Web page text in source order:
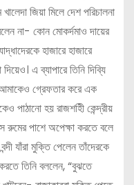
জিয়া মিলে দেশ পরিচালনা
না- কোন মোকর্দমাও দায়ের
হাজারে হাজারে
দিয়েও। এ ব্যাপারে তিনি দিব্যি
গ্রেফতার করে এক
পাঠানো হয় রাজশহিী কেন্দ্রীয়
রুমের পাশে অপেক্ষা করতে বলে
যাঁরা মুক্তি পেলেন তাঁদেরকে
তিনি বললেন, “বুঝতে